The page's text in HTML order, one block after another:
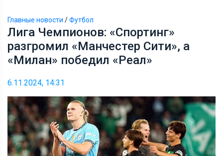
Главные новости /Футбол
Лига Чемпионов: «Спортинг»
разгромил «Манчестер Сити», а
«Милан» победил «Реал»
6.11.2024, 14:31